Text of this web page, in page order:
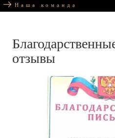
Наша команда
отзывы